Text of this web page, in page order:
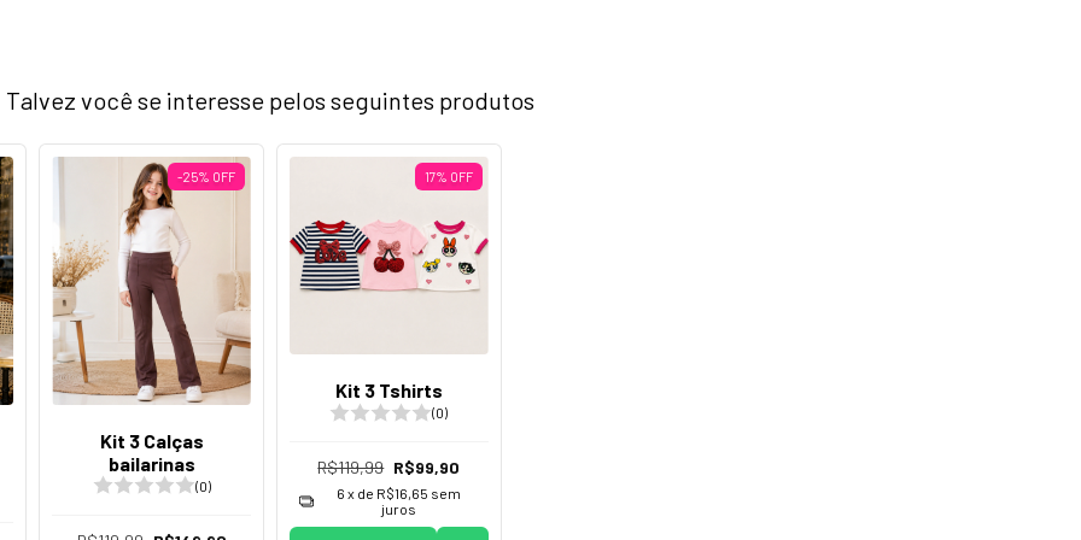
Talvez você se interesse pelos seguintes produtos
-25% OFF
Kit 3 Calças
bailarinas
(0)
17% OFF
Kit 3 Tshirts
(0)
R$119,99 R$99,90
6 x de R$16,65 sem
juros